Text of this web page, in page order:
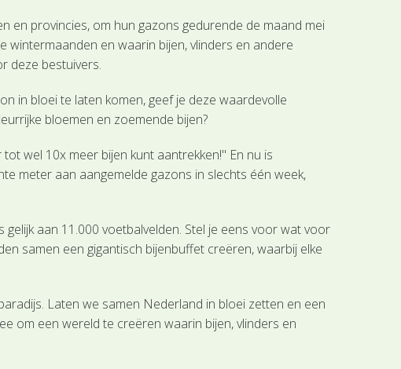
en provincies, om hun gazons gedurende de maand mei
en waarin bijen, vlinders en andere
deze bestuivers.
in bloei te laten komen, geef je deze waardevolle
bloemen en zoemende bijen?
wel 10x meer bijen kunt aantrekken!" En nu is
meter aan aangemelde gazons in slechts één week,
aan 11.000 voetbalvelden. Stel je eens voor wat voor
samen een gigantisch bijenbuffet creëren, waarbij elke
Laten we samen Nederland in bloei zetten en een
om een wereld te creëren waarin bijen, vlinders en